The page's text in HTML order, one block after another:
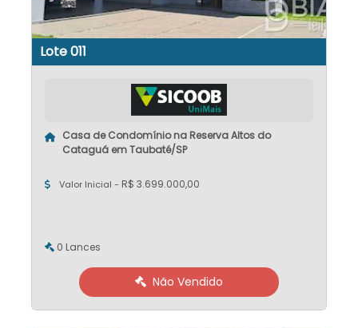
Lote 011
Casa de Condomínio na Reserva Altos do
Cataguá em Taubaté/SP
Valor Inicial - R$ 3.699.000,00
0 Lances
Não Vendido